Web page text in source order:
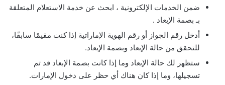
ضمن الخدمات الإلكترونية ، ابحث عن خدمة الاستعلام المتعلقة
بـ بصمة الإبعاد .
أدخل رقم الجواز أو رقم الهوية الإماراتية إذا كنت مقيمًا سابقًا،
للتحقق من حالة الإبعاد وبصمة الإبعاد.
ستظهر لك حالة الإبعاد وما إذا كانت بصمة الإبعاد قد تم
تسجيلها، وما إذا كان هناك أي حظر على دخول الإمارات.